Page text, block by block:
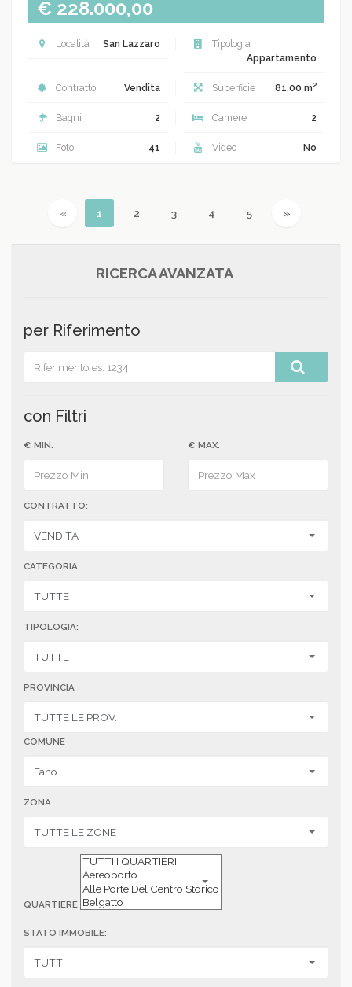
€ 228.000,00
Località San Lazzaro
Tipologia
Appartamento
Contratto Vendita Superficie 81.00 m2
Bagni 2 Camere 2
Foto 41 Video No
«Previous
1 (current)
2 3 4 5 »Next
RICERCA AVANZATA
per Riferimento
con Filtri
€ MIN: € MAX:
CONTRATTO:
CATEGORIA:
TIPOLOGIA:
PROVINCIA
COMUNE
ZONA
QUARTIERE
STATO IMMOBILE: